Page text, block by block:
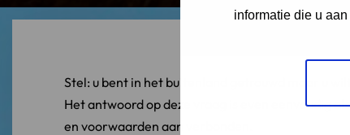
informatie die u
Stel: u bent in het buitenland getrouwd maar u
Het antwoord op deze vraag is even eenvoudig
en voorwaarden aan verbonden.